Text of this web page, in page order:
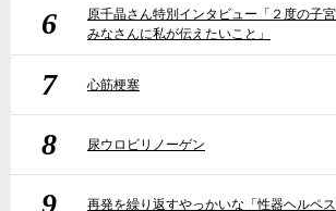
6
原千晶さん特別インタビュー「２度の子
みなさんに私が伝えたいこと」
7 心筋梗塞
8 尿ウロビリノーゲン
9 再発を繰り返すやっかいな「性器ヘルペス